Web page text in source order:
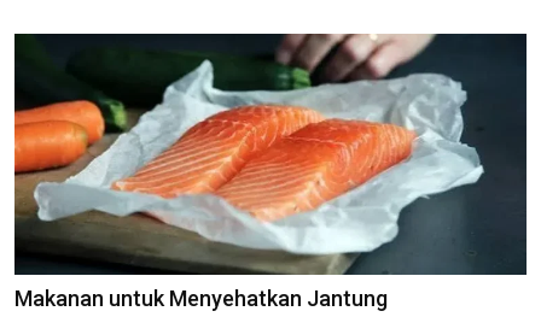
Makanan untuk Menyehatkan Jantung